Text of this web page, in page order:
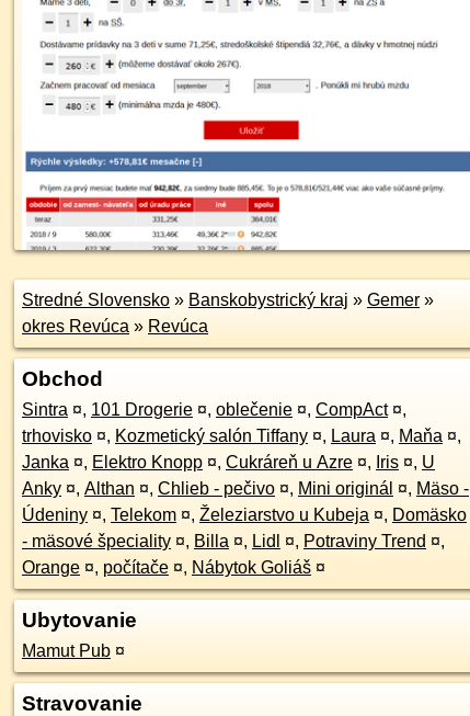
Stredné Slovensko » Banskobystrický kraj » Gemer »
okres Revúca » Revúca
Obchod
Sintra ¤, 101 Drogerie ¤, oblečenie ¤, CompAct ¤,
trhovisko ¤, Kozmetický salón Tiffany ¤, Laura ¤, Maňa ¤,
Janka ¤, Elektro Knopp ¤, Cukráreň u Azre ¤, Iris ¤, U
Anky ¤, Althan ¤, Chlieb - pečivo ¤, Mini originál ¤, Mäso -
Údeniny ¤, Telekom ¤, Železiarstvo u Kubeja ¤, Domäsko
- mäsové špeciality ¤, Billa ¤, Lidl ¤, Potraviny Trend ¤,
Orange ¤, počítače ¤, Nábytok Goliáš ¤
Ubytovanie
Mamut Pub ¤
Stravovanie